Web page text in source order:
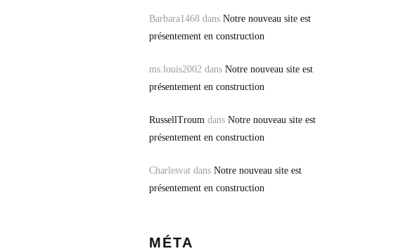
Barbara1468dans Notre nouveau site est
présentement en construction
ms.louis2002dans Notre nouveau site est
présentement en construction
RussellTroumdans Notre nouveau site est
présentement en construction
Charlesvatdans Notre nouveau site est
présentement en construction
MÉTA